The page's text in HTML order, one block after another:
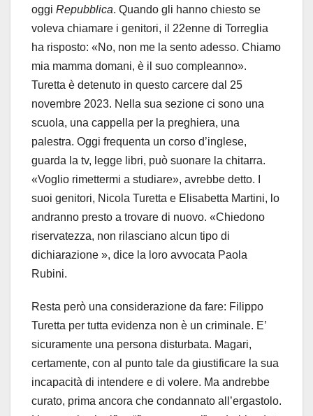
oggi Repubblica. Quando gli hanno chiesto se
voleva chiamare i genitori, il 22enne di Torreglia
ha risposto: «No, non me la sento adesso. Chiamo
mia mamma domani, è il suo compleanno».
Turetta è detenuto in questo carcere dal 25
novembre 2023. Nella sua sezione ci sono una
scuola, una cappella per la preghiera, una
palestra. Oggi frequenta un corso d’inglese,
guarda la tv, legge libri, può suonare la chitarra.
«Voglio rimettermi a studiare», avrebbe detto. I
suoi genitori, Nicola Turetta e Elisabetta Martini, lo
andranno presto a trovare di nuovo. «Chiedono
riservatezza, non rilasciano alcun tipo di
dichiarazione », dice la loro avvocata Paola
Rubini.
Resta però una considerazione da fare: Filippo
Turetta per tutta evidenza non è un criminale. E’
sicuramente una persona disturbata. Magari,
certamente, con al punto tale da giustificare la sua
incapacità di intendere e di volere. Ma andrebbe
curato, prima ancora che condannato all’ergastolo.